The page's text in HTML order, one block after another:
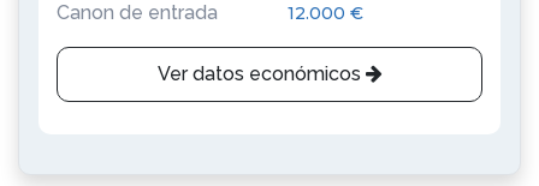
Canon de entrada 12.000 €
Ver datos económicos